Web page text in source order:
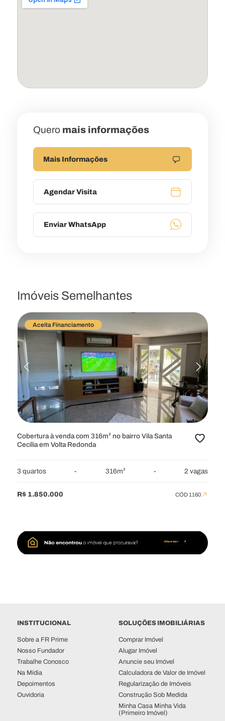
Quero mais informações
Mais Informações
Agendar Visita
Enviar WhatsApp
Imóveis Semelhantes
Aceita Financiamento
Cobertura à venda com 316m² no bairro Vila Santa
Cecília em Volta Redonda
3 quartos - 316m² - 2 vagas
R$ 1.850.000 CÓD 1160
INSTITUCIONAL
Sobre a FR Prime
Nosso Fundador
Trabalhe Conosco
Na Mídia
Depoimentos
Ouvidoria
SOLUÇÕES IMOBILIÁRIAS
Comprar Imóvel
Alugar Imóvel
Anuncie seu Imóvel
Calculadora de Valor de Imóvel
Regularização de Imóveis
Construção Sob Medida
Minha Casa Minha Vida
(Primeiro Imóvel)